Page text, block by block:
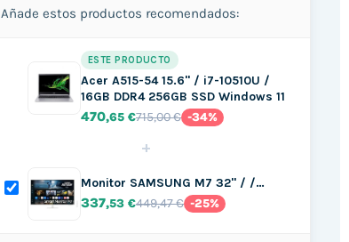
Añade estos productos recomendados:
ESTE PRODUCTO
Acer A515-54 15.6" / i7-10510U /
16GB DDR4 256GB SSD Windows 11
470,65 €715,00 € -34%
+
Monitor SAMSUNG M7 32" / /…
337,53 €449,47 € -25%